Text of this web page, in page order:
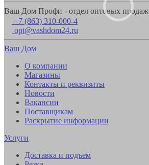
Ваш Дом Профи - отдел оптовых продаж
+7 (863) 310-000-4
opt@vashdom24.ru
Ваш Дом
О компании
Магазины
Контакты и реквизиты
Новости
Вакансии
Поставщикам
Раскрытие информации
Услуги
Доставка и подъем